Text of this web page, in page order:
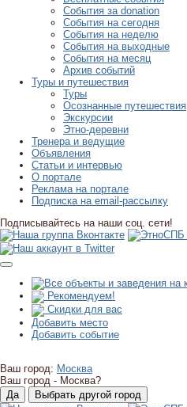
События за donation
События на сегодня
События на неделю
События на выходные
События на месяц
Архив событий
Туры и путешествия
Туры
Осознанные путешествия
Экскурсии
Этно-деревни
Тренера и ведущие
Объявления
Статьи и интервью
О портале
Реклама на портале
Подписка на email-рассылку
Подписывайтесь на наши соц. сети!
Рекомендуем!
Скидки для вас
Добавить место
Добавить событие
Ваш город: Москва
Ваш город - Москва?